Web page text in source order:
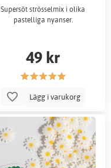
Supersöt strösselmix i olika
pastelliga nyanser.
49 kr
Lägg i varukorg